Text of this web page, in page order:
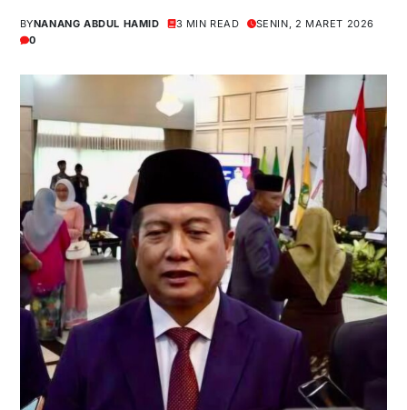
BYNANANG ABDUL HAMID 3 MIN READ
SENIN, 2 MARET 2026
0